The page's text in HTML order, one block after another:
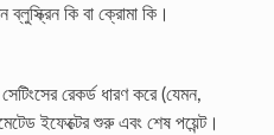
কি বা ক্রোমা কি।
রেকর্ড ধারণ করে (যেমন,
ইফেক্টের শুরু এবং শেষ পয়েন্ট।